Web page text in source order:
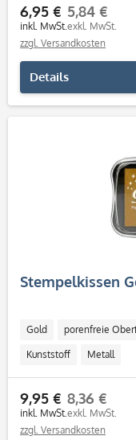
6,95 €
inkl. MwSt.
5,84 €
exkl. MwSt.
zzgl. Versandkosten
Details
Stempelkissen
Gold porenfreie
Kunststoff Metall
9,95 €
inkl. MwSt.
8,36 €
exkl. MwSt.
zzgl. Versandkosten